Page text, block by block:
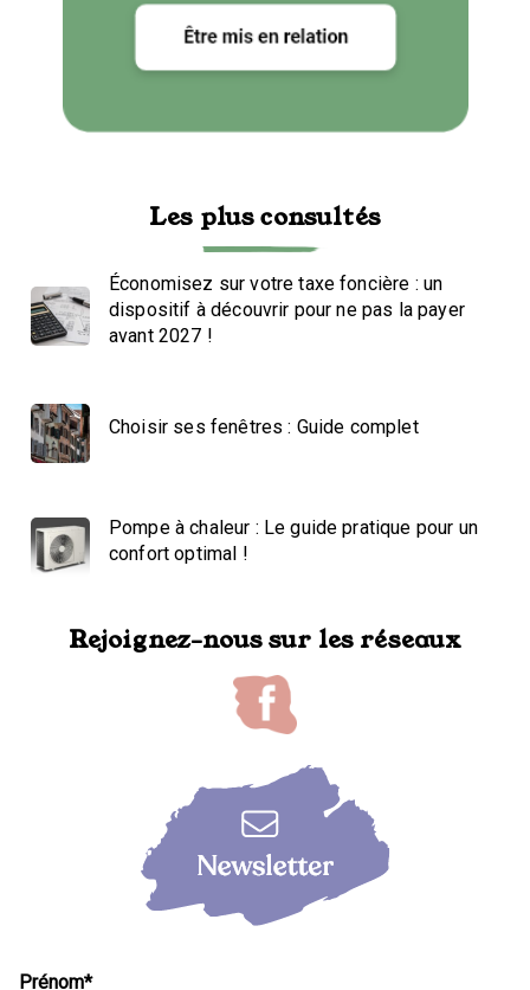
Les plus consultés
Économisez sur votre taxe foncière : un
dispositif à découvrir pour ne pas la payer
avant 2027 !
Choisir ses fenêtres : Guide complet
Pompe à chaleur : Le guide pratique pour un
confort optimal !
Rejoignez-nous sur les réseaux